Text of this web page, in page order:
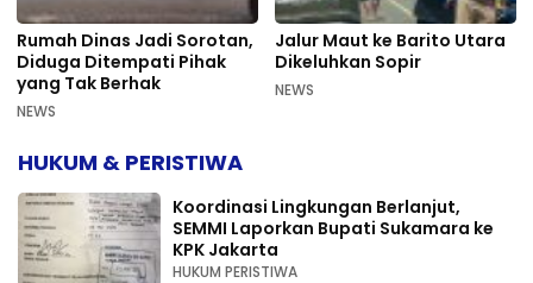
Rumah Dinas Jadi Sorotan,
Diduga Ditempati Pihak
yang Tak Berhak
NEWS
Jalur Maut ke Barito Utara
Dikeluhkan Sopir
NEWS
HUKUM & PERISTIWA
Koordinasi Lingkungan Berlanjut,
SEMMI Laporkan Bupati Sukamara ke
KPK Jakarta
HUKUM PERISTIWA